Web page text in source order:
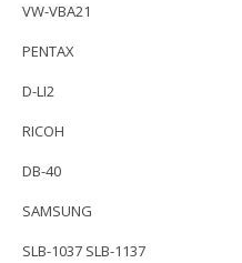
VW-VBA21
PENTAX
D-LI2
RICOH
DB-40
SAMSUNG
SLB-1037 SLB-1137